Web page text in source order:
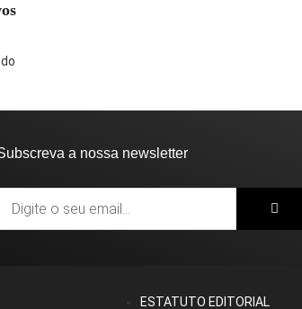
a nossa newsletter
ESTATUTO EDITORIAL